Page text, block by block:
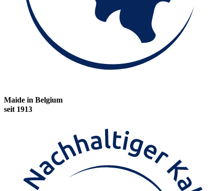
Maide in Belgium
seit 1913